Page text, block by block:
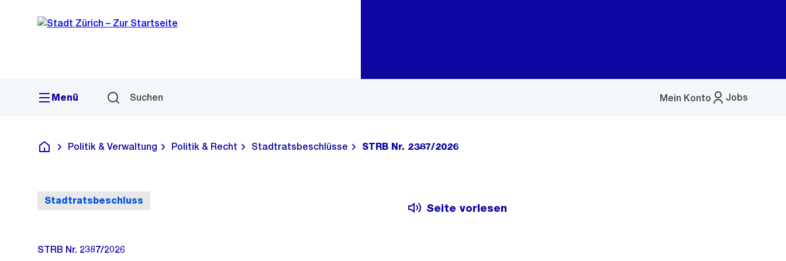
Navigation
Sprunglink
Menü Suchen Jobs
Mein Konto
Menü
Deutsch
Politik & Verwaltung Politik & Recht Stadtratsbeschlüsse STRB Nr. 2387/2026
Stadtratsbeschluss
Seite vorlesen
STRB Nr. 2387/2026